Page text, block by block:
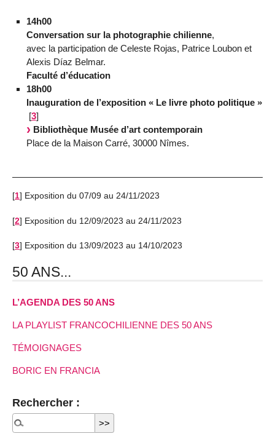
14h00
Conversation sur la photographie chilienne,
avec la participation de Celeste Rojas, Patrice Loubon et
Alexis Díaz Belmar.
Faculté d’éducation
18h00
Inauguration de l’exposition « Le livre photo politique »
[3]
Bibliothèque Musée d’art contemporain
Place de la Maison Carré, 30000 Nîmes.
[1] Exposition du 07/09 au 24/11/2023
[2] Exposition du 12/09/2023 au 24/11/2023
[3] Exposition du 13/09/2023 au 14/10/2023
50 ANS...
L’AGENDA DES 50 ANS
LA PLAYLIST FRANCOCHILIENNE DES 50 ANS
TÉMOIGNAGES
BORIC EN FRANCIA
Rechercher :